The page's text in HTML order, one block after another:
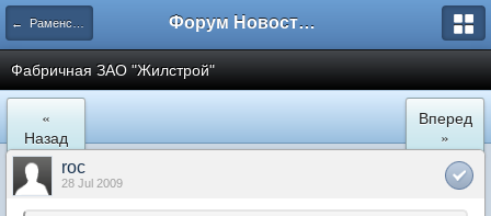
← Раменское Форум Новостройки
Фабричная ЗАО "Жилстрой"
«
Назад
Вперед
»
roc
28 Jul 2009